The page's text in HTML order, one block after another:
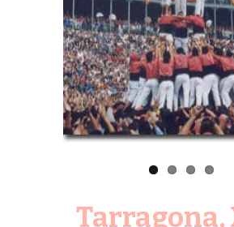
Tarragona,